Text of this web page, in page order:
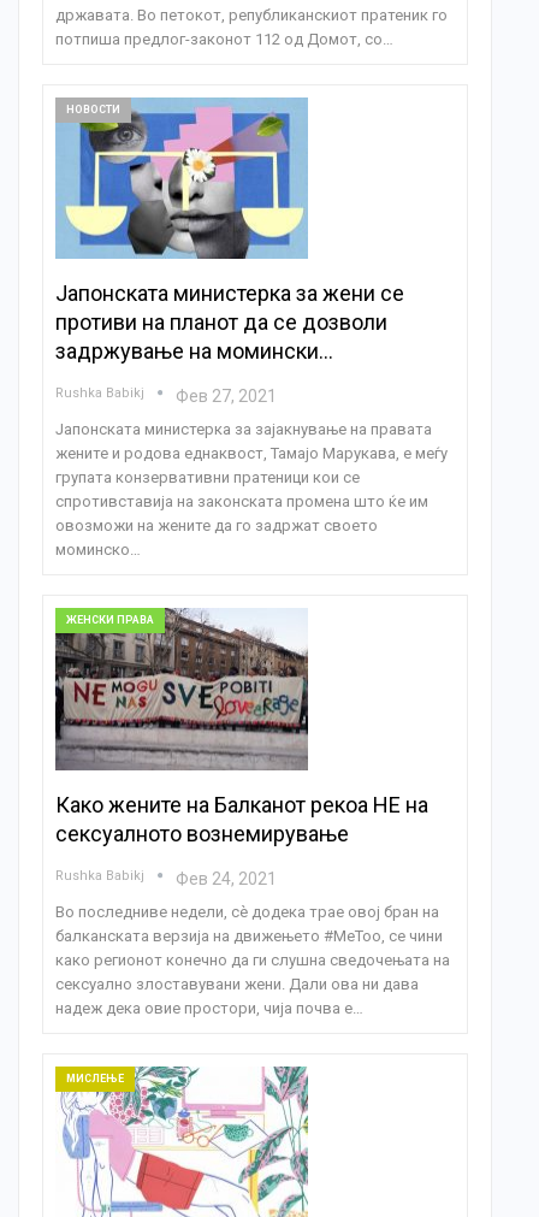
државата. Во петокот, републиканскиот пратеник го
потпиша предлог-законот 112 од Домот, со…
НОВОСТИ
Јапонската министерка за жени се
противи на планот да се дозволи
задржување на момински…
Rushka Babikj Фев 27, 2021
Јапонската министерка за зајакнување на правата
жените и родова еднаквост, Тамајо Марукава, е меѓу
групата конзервативни пратеници кои се
спротивставија на законската промена што ќе им
овозможи на жените да го задржат своето
моминско…
ЖЕНСКИ ПРАВА
Како жените на Балканот рекоа НЕ на
сексуалното вознемирување
Rushka Babikj Фев 24, 2021
Во последниве недели, сè додека трае овој бран на
балканската верзија на движењето #MeToo, се чини
како регионот конечно да ги слушна сведочењата на
сексуално злоставувани жени. Дали ова ни дава
надеж дека овие простори, чија почва е…
МИСЛЕЊЕ